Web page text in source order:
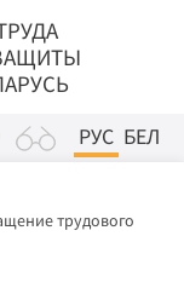
РУС БЕЛ
трудового